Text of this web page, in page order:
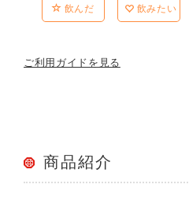
飲んだ 飲みたい
ご利用ガイドを見る
商品紹介